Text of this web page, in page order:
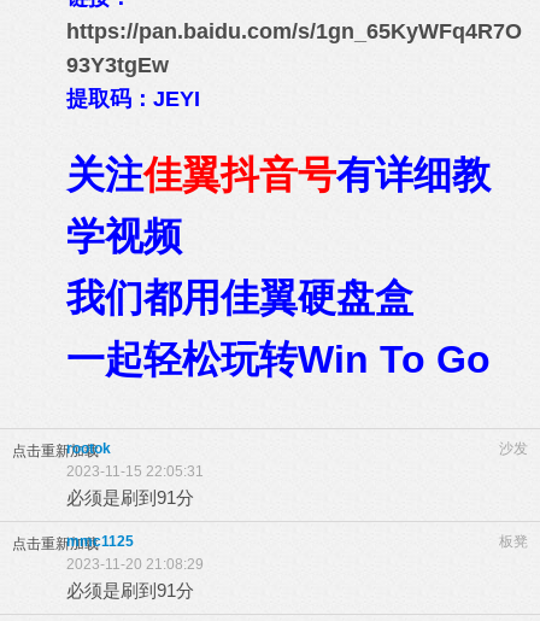
https://pan.baidu.com/s/1gn_65KyWFq4R7O
93Y3tgEw
提取码：JEYI
关注佳翼抖音号有详细教
学视频
我们都用佳翼硬盘盒
一起轻松玩转Win To Go
点击重新加载 沙发
rootok
2023-11-15 22:05:31
必须是刷到91分
点击重新加载 板凳
mmc1125
2023-11-20 21:08:29
必须是刷到91分